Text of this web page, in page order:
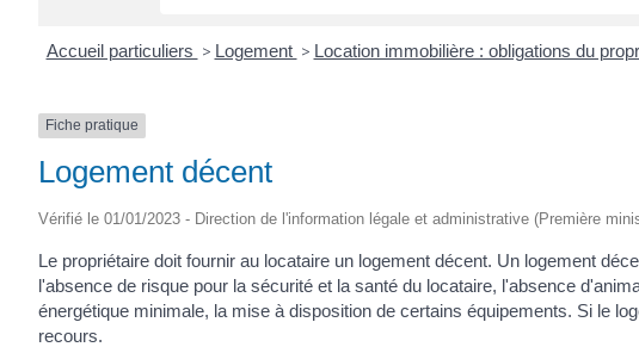
Accueil particuliers > Logement > Location immobilière : obligations du
Fiche pratique
Logement décent
Vérifié le 01/01/2023 - Direction de l'information légale et administrative (Première
Le propriétaire doit fournir au locataire un logement décent. Un logement
l'absence de risque pour la sécurité et la santé du locataire, l'absence
énergétique minimale, la mise à disposition de certains équipements. Si le
recours.